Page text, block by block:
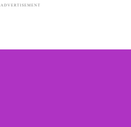
ADVERTISEMENT